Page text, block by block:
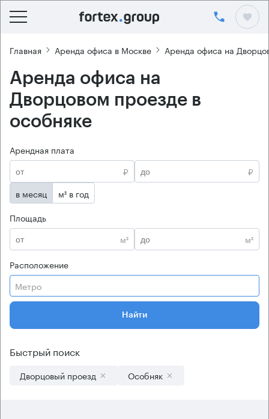
Главная Аренда офиса в Москве Аренда офиса на
Аренда офиса на
Дворцовом проезде в
особняке
Арендная плата
₽
₽
в месяц
м² в год
Площадь
м²
м²
Расположение
Метро
Найти
Быстрый поиск
Дворцовый проезд Особняк